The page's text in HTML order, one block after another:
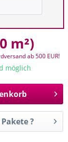
m²)
ab 500 EUR!
möglich
?